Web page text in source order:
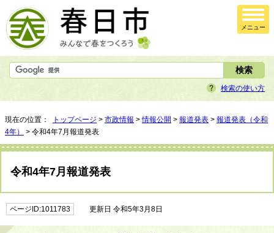
メニュー
検索の使い方
現在の位置： トップページ > 市政情報 >情報公開 > 報道発表 > 報道発表（令和
4年）
> 令和4年7月報道発表
令和4年7月報道発表
ページID:1011783 更新日 令和5年3月8日